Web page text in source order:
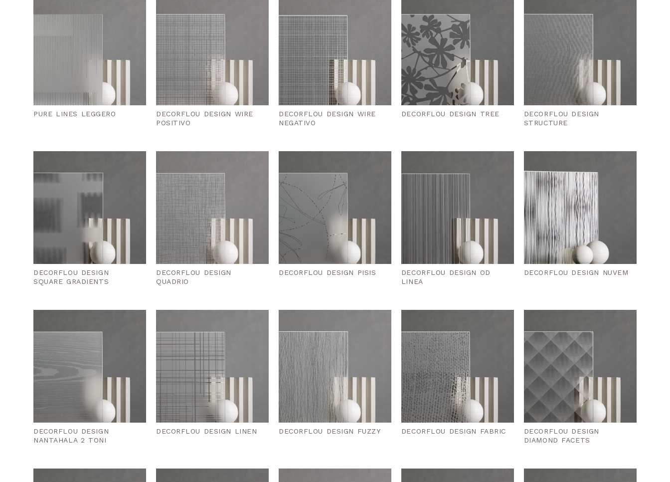
PURE LINES LEGGERO
DECORFLOU DESIGN WIRE
POSITIVO
DECORFLOU DESIGN WIRE
NEGATIVO
DECORFLOU DESIGN TREE
DECORFLOU DESIGN
STRUCTURE
DECORFLOU DESIGN
SQUARE GRADIENTS
DECORFLOU DESIGN
QUADRIO
DECORFLOU DESIGN PISIS
DECORFLOU DESIGN OD
LINEA
DECORFLOU DESIGN NUVEM
DECORFLOU DESIGN
NANTAHALA 2 TONI
DECORFLOU DESIGN LINEN DECORFLOU DESIGN FUZZY DECORFLOU DESIGN FABRIC
DECORFLOU DESIGN
DIAMOND FACETS